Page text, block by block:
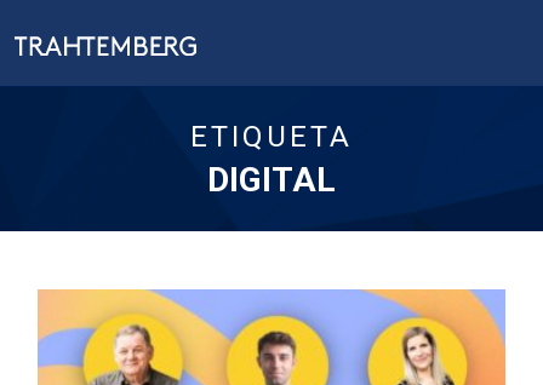
ETIQUETA
DIGITAL